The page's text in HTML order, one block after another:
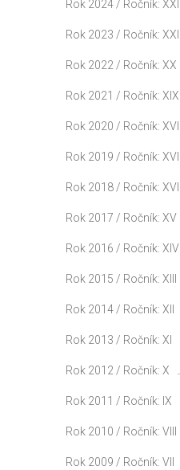
Rok 2024 / Ročník: XXII
Rok 2023 / Ročník: XXI
Rok 2022 / Ročník: XX
Rok 2021 / Ročník: XIX
Rok 2020 / Ročník: XVIII
Rok 2019 / Ročník: XVII
Rok 2018 / Ročník: XVI
Rok 2017 / Ročník: XV
Rok 2016 / Ročník: XIV
Rok 2015 / Ročník: XIII
Rok 2014 / Ročník: XII
Rok 2013 / Ročník: XI
Rok 2012 / Ročník: X
Rok 2011 / Ročník: IX
Rok 2010 / Ročník: VIII
Rok 2009 / Ročník: VII